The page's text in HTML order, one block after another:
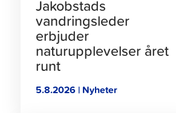
Jakobstads
vandringsleder
erbjuder
naturupplevelser året
runt
5.8.2026 | Nyheter